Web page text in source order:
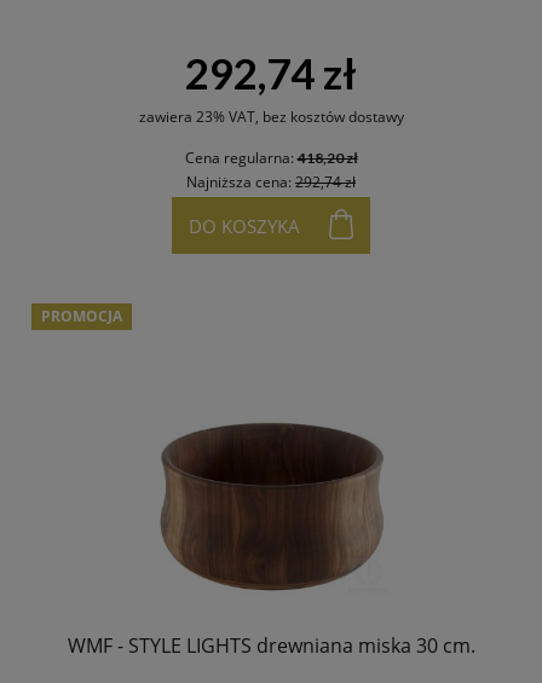
292,74 zł
zawiera 23% VAT, bez kosztów dostawy
Cena regularna:418,20 zł
Najniższa cena: 292,74 zł
DO KOSZYKA
WMF - STYLE LIGHTS drewniana miska 30 cm.
PROMOCJA